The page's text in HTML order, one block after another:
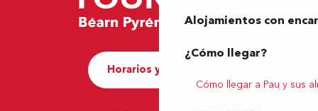
Alojamientos con
¿Cómo llegar?
Cómo llegar a Pau y sus
Horarios y contacto